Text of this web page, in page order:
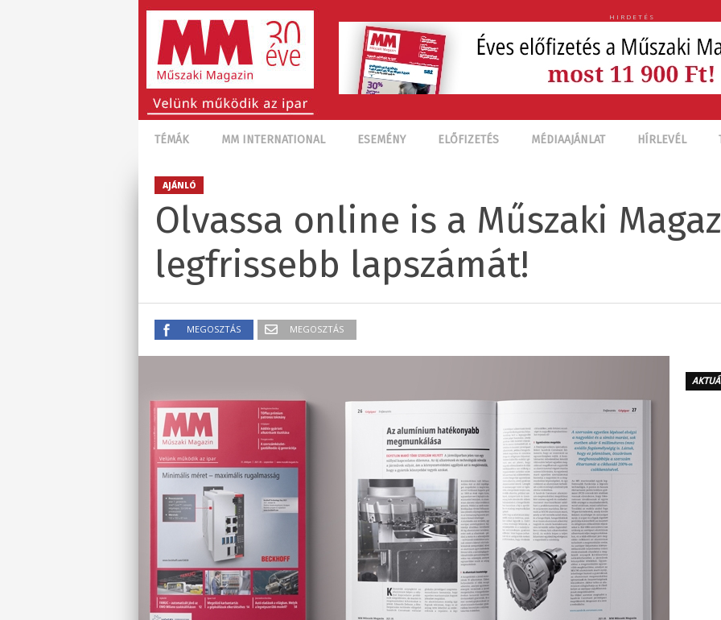
HIRDETÉS
TÉMÁK MM INTERNATIONAL ESEMÉNY ELŐFIZETÉS MÉDIAAJÁNLAT HÍRLEVÉL
AJÁNLÓ
Olvassa online is a Műszaki
legfrissebb lapszámát!
MEGOSZTÁS MEGOSZTÁS